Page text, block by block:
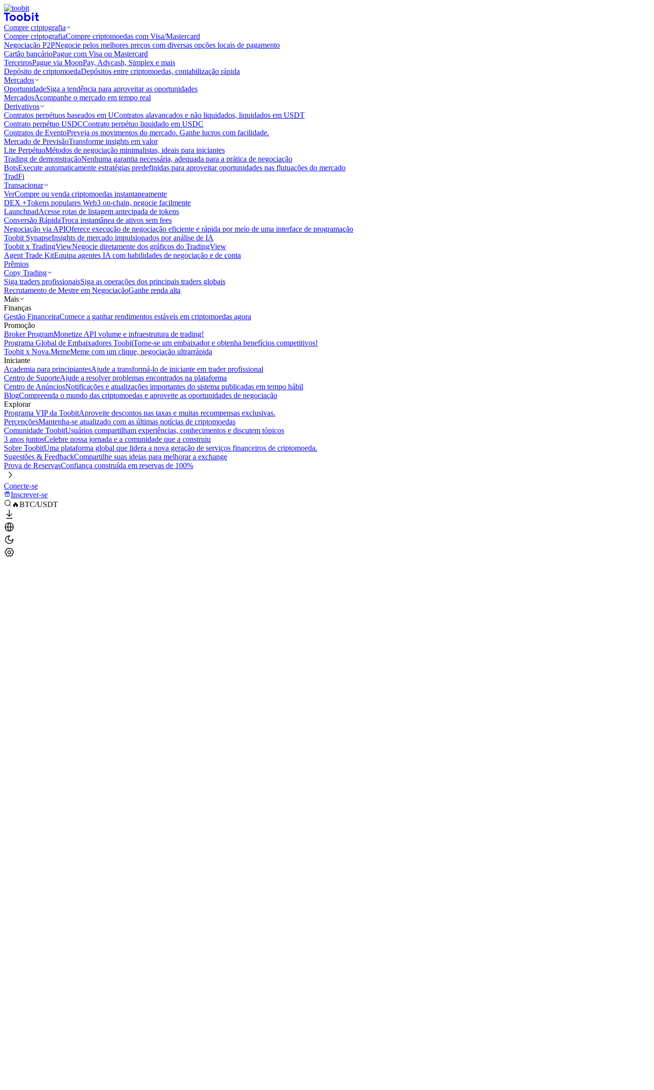
Compre criptografia
Compre criptografiaCompre criptomoedas com Visa/Mastercard
Negociação P2PNegocie pelos melhores preços com diversas opções locais de pagamento
Cartão bancárioPague com Visa ou Mastercard
TerceirosPague via MoonPay, Advcash, Simplex e mais
Depósito de criptomoedaDepósitos entre criptomoedas, contabilização rápida
Mercados
OportunidadeSiga a tendência para aproveitar as oportunidades
MercadosAcompanhe o mercado em tempo real
Derivativos
Contratos perpétuos baseados em UContratos alavancados e não liquidados, liquidados em USDT
Contrato perpétuo USDCContrato perpétuo liquidado em USDC
Contratos de EventoPreveja os movimentos do mercado. Ganhe lucros com facilidade.
Mercado de PrevisãoTransforme insights em valor
Lite PerpétuoMétodos de negociação minimalistas, ideais para iniciantes
Trading de demonstraçãoNenhuma garantia necessária, adequada para a prática de negociação
BotsExecute automaticamente estratégias predefinidas para aproveitar oportunidades nas flutuações do mercado
TradFi
Transacionar
VerCompre ou venda criptomoedas instantaneamente
DEX +Tokens populares Web3 on-chain, negocie facilmente
LaunchpadAcesse rotas de listagem antecipada de tokens
Conversão RápidaTroca instantânea de ativos sem fees
Negociação via APIOferece execução de negociação eficiente e rápida por meio de uma interface de programação
Toobit SynapseInsights de mercado impulsionados por análise de IA
Toobit x TradingViewNegocie diretamente dos gráficos do TradingView
Agent Trade KitEquipa agentes IA com habilidades de negociação e de conta
Prêmios
Copy Trading
Siga traders profissionaisSiga as operações dos principais traders globais
Recrutamento de Mestre em NegociaçãoGanhe renda alta
Mais
Finanças
Gestão FinanceiraComece a ganhar rendimentos estáveis em criptomoedas agora
Promoção
Broker ProgramMonetize API volume e infraestrutura de trading!
Programa Global de Embaixadores ToobitTorne-se um embaixador e obtenha benefícios competitivos!
Toobit x Nova.MemeMeme com um clique, negociação ultrarrápida
Iniciante
Academia para principiantesAjude a transformá-lo de iniciante em trader profissional
Centro de SuporteAjude a resolver problemas encontrados na plataforma
Centro de AnúnciosNotificações e atualizações importantes do sistema publicadas em tempo hábil
BlogCompreenda o mundo das criptomoedas e aproveite as oportunidades de negociação
Explorar
Programa VIP da ToobitAproveite descontos nas taxas e muitas recompensas exclusivas.
PercepçõesMantenha-se atualizado com as últimas notícias de criptomoedas
Comunidade ToobitUsuários compartilham experiências, conhecimentos e discutem tópicos
3 anos juntosCelebre nossa jornada e a comunidade que a construiu
Sobre ToobitUma plataforma global que lidera a nova geração de serviços financeiros de criptomoeda.
Sugestões & FeedbackCompartilhe suas ideias para melhorar a exchange
Prova de ReservasConfiança construída em reservas de 100%
Conecte-se
Inscrever-se
🔥BTC/USDT